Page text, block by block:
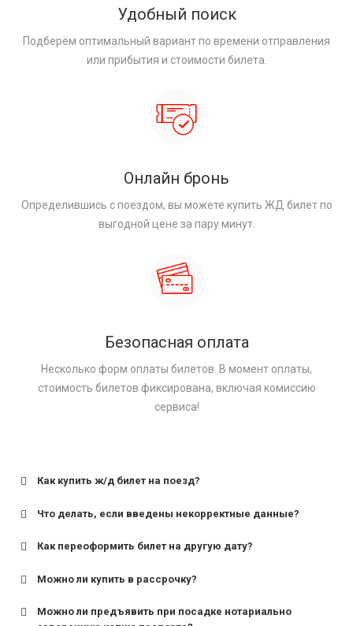
Удобный поиск
Подберём оптимальный вариант по времени отправления
или прибытия и стоимости билета.
Онлайн бронь
Определившись с поездом, вы можете купить ЖД билет по
выгодной цене за пару минут.
Безопасная оплата
Несколько форм оплаты билетов. В момент оплаты,
стоимость билетов фиксирована, включая комиссию
сервиса!
Как купить ж/д билет на поезд?
Что делать, если введены некорректные данные?
Как переоформить билет на другую дату?
Можно ли купить в рассрочку?
Можно ли предъявить при посадке нотариально